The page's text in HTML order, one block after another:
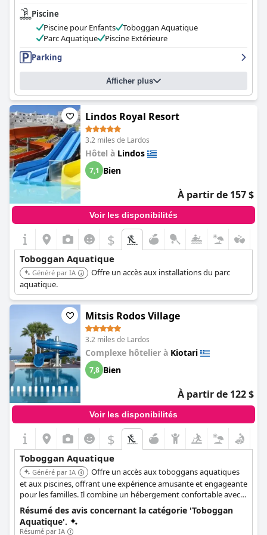
Piscine
Piscine pour Enfants
Toboggan Aquatique
Parc Aquatique
Piscine Extérieure
Parking
Afficher plus
Lindos Royal Resort
3.2 miles de Lardos
Hôtel à Lindos
7,1 Bien
À partir de 157 $
Voir les disponibilités
$
Toboggan Aquatique
Généré par IA
Offre un accès aux installations du parc
aquatique.
Mitsis Rodos Village
3.2 miles de Lardos
Complexe hôtelier à Kiotari
7,8 Bien
À partir de 122 $
Voir les disponibilités
$
Toboggan Aquatique
Généré par IA
Offre un accès aux toboggans aquatiques
et aux piscines, offrant une expérience amusante et engageante
pour les familles. Il combine un hébergement confortable avec
des divertissements, ce qui en fait un choix populaire pour les
vacances.
Résumé des avis concernant la catégorie 'Toboggan
Aquatique'.
Résumé par IA